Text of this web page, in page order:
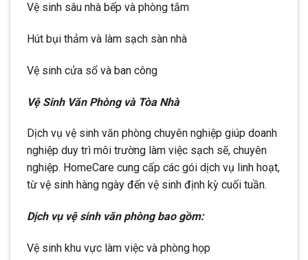
Vệ sinh sâu nhà bếp và phòng tắm
Hút bụi thảm và làm sạch sàn nhà
Vệ sinh cửa sổ và ban công
Vệ Sinh Văn Phòng và Tòa Nhà
Dịch vụ vệ sinh văn phòng chuyên nghiệp giúp doanh
nghiệp duy trì môi trường làm việc sạch sẽ, chuyên
nghiệp. HomeCare cung cấp các gói dịch vụ linh hoạt,
từ vệ sinh hàng ngày đến vệ sinh định kỳ cuối tuần.
Dịch vụ vệ sinh văn phòng bao gồm:
Vệ sinh khu vực làm việc và phòng họp